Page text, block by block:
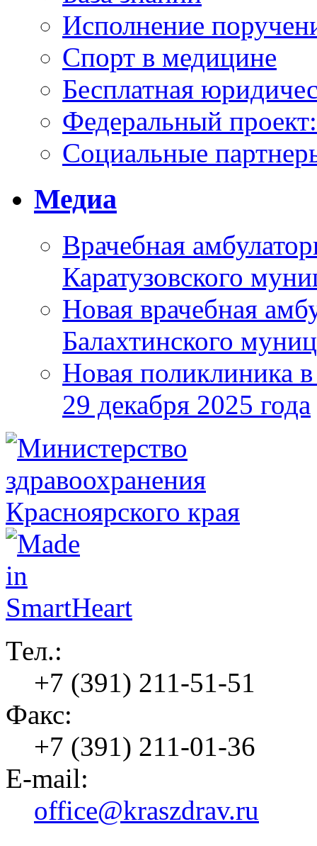
Исполнение
Спорт в медицине
Бесплатная
Федеральный
Социальные
Медиа
Врачебная
Каратузовского
Новая врачебная
Балахтинского
Новая поликлиника
29 декабря 2025 года
Тел.:
+7 (391) 211-51-51
Факс:
+7 (391) 211-01-36
E-mail:
office@kraszdrav.ru